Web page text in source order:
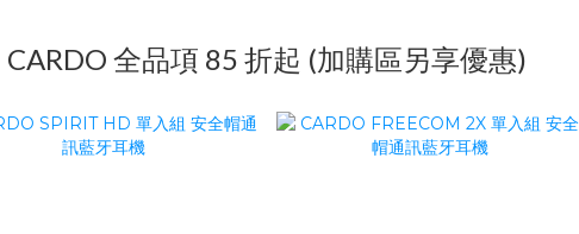
CARDO 全品項 85 折起 (加購區另享優惠)